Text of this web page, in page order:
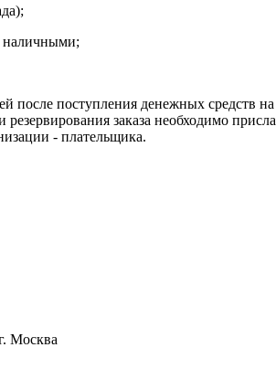
наличными;
после поступления денежных средств на
заказа необходимо
- плательщика.
Москва